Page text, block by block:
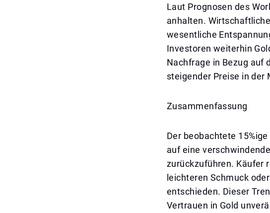
Laut Prognosen des
anhalten.
wesentliche
Investoren weiterhin
Nachfrage in Bezug auf
steigender Preise in der
Zusammenfassung
Der beobachtete
auf eine
zurückzuführen. Käufer
leichteren Schmuck
entschieden. Dieser
Vertrauen in Gold